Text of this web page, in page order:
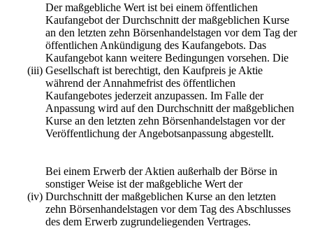
(iii)
Der maßgebliche Wert ist bei einem öffentlichen
Kaufangebot der Durchschnitt der maßgeblichen Kurse
an den letzten zehn Börsenhandelstagen vor dem Tag der
öffentlichen Ankündigung des Kaufangebots. Das
Kaufangebot kann weitere Bedingungen vorsehen. Die
Gesellschaft ist berechtigt, den Kaufpreis je Aktie
während der Annahmefrist des öffentlichen
Kaufangebotes jederzeit anzupassen. Im Falle der
Anpassung wird auf den Durchschnitt der maßgeblichen
Kurse an den letzten zehn Börsenhandelstagen vor der
Veröffentlichung der Angebotsanpassung abgestellt.
(iv)
Bei einem Erwerb der Aktien außerhalb der Börse in
sonstiger Weise ist der maßgebliche Wert der
Durchschnitt der maßgeblichen Kurse an den letzten
zehn Börsenhandelstagen vor dem Tag des Abschlusses
des dem Erwerb zugrundeliegenden Vertrages.